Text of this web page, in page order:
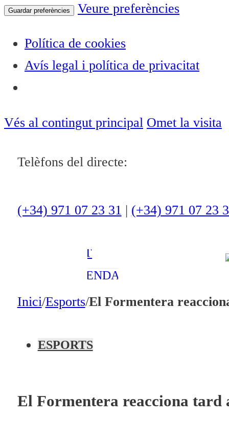
Guardar preferències Veure preferències
Política de cookies
Avís legal i política de privacitat
Vés al contingut principal Omet la visita
Telèfons del directe:
(+34) 971 07 23 31 | (+34) 971 07 23
ACTUALITAT
OCI
ENTREVISTES
AMBIENT
AGENDA
En directe
Programació
Inici/Esports/El Formentera
ESPORTS
El Formentera reacciona tard